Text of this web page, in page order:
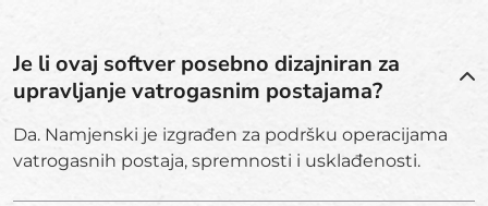
Je li ovaj softver posebno dizajniran za
upravljanje vatrogasnim postajama?
Da. Namjenski je izgrađen za podršku operacijama
vatrogasnih postaja, spremnosti i usklađenosti.